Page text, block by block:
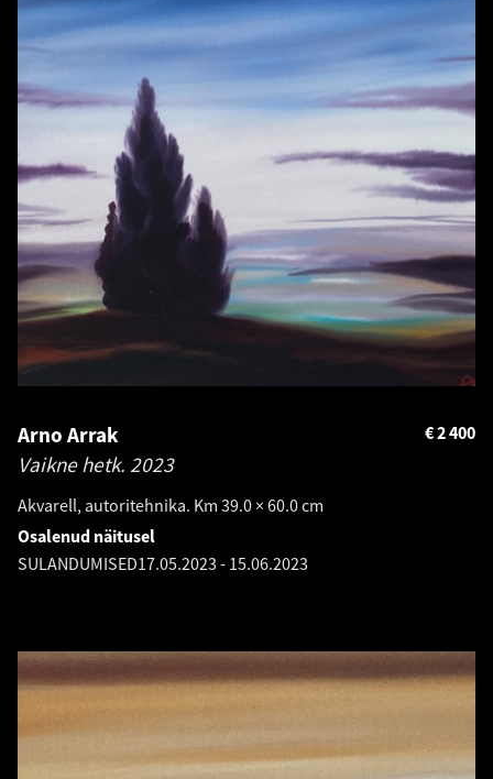
Arno Arrak
Vaikne hetk. 2023
Akvarell, autoritehnika. Km 39.0 × 60.0 cm
2 400
€
Osalenud näitusel
SULANDUMISED17.05.2023 - 15.06.2023